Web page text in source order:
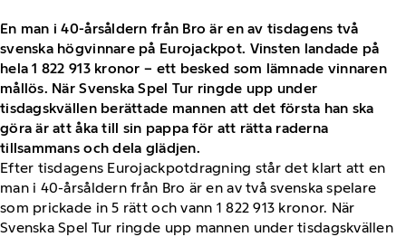
En man i 40-årsåldern från Bro är en av tisdagens två
svenska högvinnare på Eurojackpot. Vinsten landade på
hela 1 822 913 kronor – ett besked som lämnade vinnaren
mållös. När Svenska Spel Tur ringde upp under
tisdagskvällen berättade mannen att det första han ska
göra är att åka till sin pappa för att rätta raderna
tillsammans och dela glädjen.
Efter tisdagens Eurojackpotdragning står det klart att en
man i 40-årsåldern från Bro är en av två svenska spelare
som prickade in 5 rätt och vann 1 822 913 kronor. När
Svenska Spel Tur ringde upp mannen under tisdagskvällen